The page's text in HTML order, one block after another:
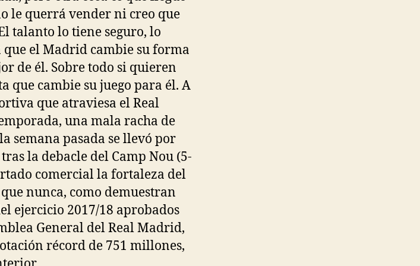
le querrá vender ni creo que
talanto lo tiene seguro, lo
el Madrid cambie su forma
de él. Sobre todo si quieren
que cambie su juego para él. A
que atraviesa el Real
una mala racha de
semana pasada se llevó por
la debacle del Camp Nou (5-
comercial la fortaleza del
nunca, como demuestran
ejercicio 2017/18 aprobados
General del Real Madrid,
récord de 751 millones,